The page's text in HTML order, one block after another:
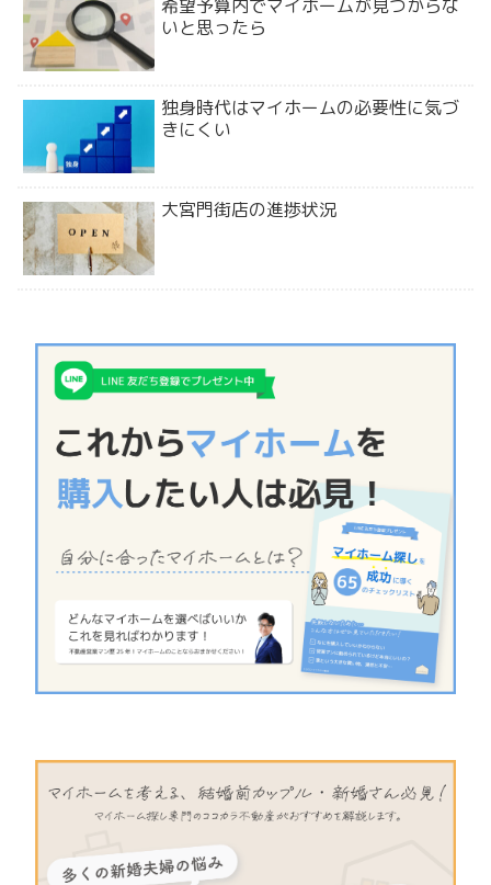
希望予算内でマイホームが見つからな
いと思ったら
独身時代はマイホームの必要性に気づ
きにくい
大宮門街店の進捗状況